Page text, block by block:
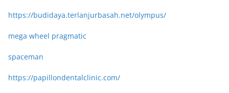
https://budidaya.terlanjurbasah.net/olympus/
mega wheel pragmatic
spaceman
https://papillondentalclinic.com/